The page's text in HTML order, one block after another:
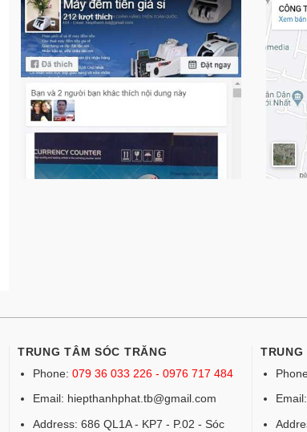
TRUNG TÂM SÓC TRĂNG
Phone: 079 36 033 226 - 0976 717 484
Email: hiepthanhphat.tb@gmail.com
Address: 686 QL1A - KP7 - P.02 - Sóc